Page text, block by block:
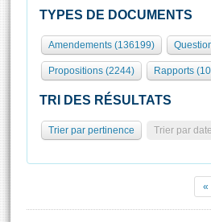
Présidence
577 députés
Groupes politiques
Séance publique
Commissions et autres
Europe et International
Pétitions
Rôle et pouvoirs de
Organisation de l'Assemblée
Présidence Conférence des
Statistiques et chiffres clés
( Constitution | Règlement de
Visiter l'Assemblée
Visite virtuelle du palais
Assister à une séance
TYPES DE DOCUMENTS
Amendements (136199)
Propositions (2244) Rapports
TRI DES RÉSULTATS
Trier par pertinence Trier par
«